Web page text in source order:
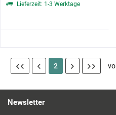
Lieferzeit: 1-3 Werktage
2
Newsletter